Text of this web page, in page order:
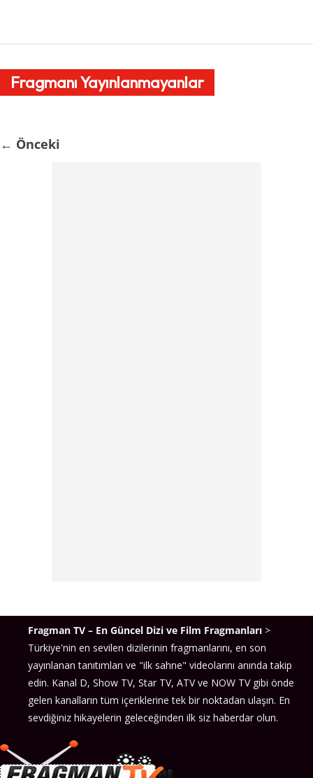
Fragmanı Yayınlanmayanlar
← Önceki
Fragman TV – En Güncel Dizi ve Film Fragmanları >
Türkiye'nin en sevilen dizilerinin fragmanlarını, en son
yayınlanan tanıtımları ve "ilk sahne" videolarını anında takip
edin. Kanal D, Show TV, Star TV, ATV ve NOW TV gibi önde
gelen kanalların tüm içeriklerine tek bir noktadan ulaşın. En
sevdiğiniz hikayelerin geleceğinden ilk siz haberdar olun.